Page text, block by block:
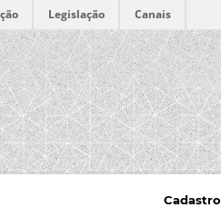
Legislação Canais
Cadastro